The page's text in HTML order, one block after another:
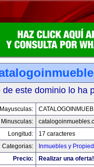
de este dominio lo ha
Mayusculas:
Minusculas:
Longitud:
17 caracteres
Categorias:
Inmuebles y
Precio:
Realizar una oferta!